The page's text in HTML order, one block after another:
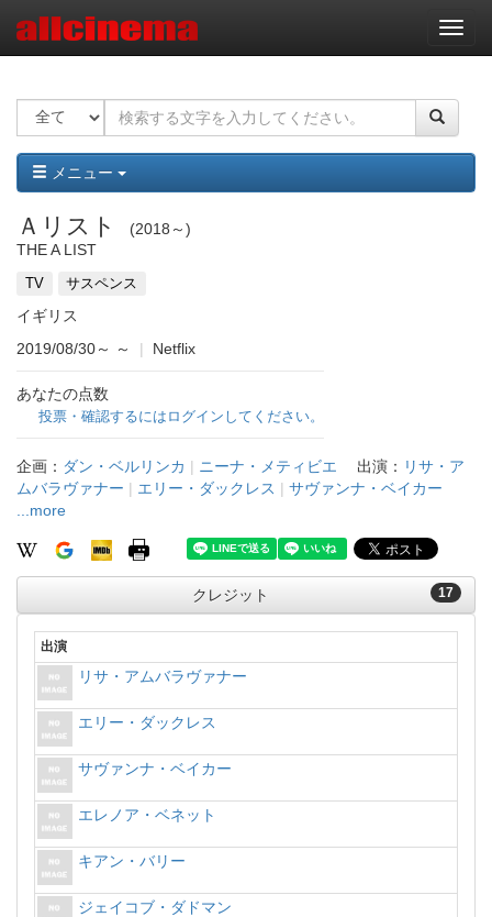
ナ
ビ
ー
ョ
ン
メニュー
Ａリスト
2018～
THE A LIST
TV サスペンス
イギリス
2019/08/30～
～ | Netflix
あなたの点数
投票・確認するにはログインしてください。
企画： ダン・ベルリンカ | ニーナ・メティビエ 出演： リサ・ア
ムバラヴァナー | エリー・ダックレス | サヴァンナ・ベイカー
...more
17
クレジット
出演
リサ・アムバラヴァナー
エリー・ダックレス
サヴァンナ・ベイカー
エレノア・ベネット
キアン・バリー
ジェイコブ・ダドマン